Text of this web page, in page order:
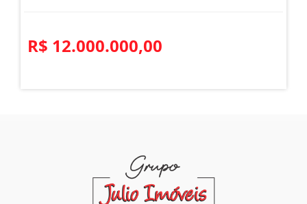
R$ 12.000.000,00